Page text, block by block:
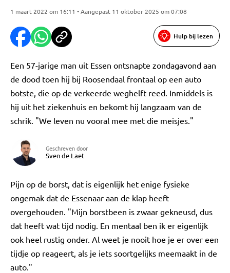
1 maart 2022 om 16:11 • Aangepast 11 oktober 2025 om 07:08
Hulp bij lezen
Een 57-jarige man uit Essen ontsnapte zondagavond aan
de dood toen hij bij Roosendaal frontaal op een auto
botste, die op de verkeerde weghelft reed. Inmiddels is
hij uit het ziekenhuis en bekomt hij langzaam van de
schrik. "We leven nu vooral mee met die meisjes."
Geschreven door
Sven de Laet
Pijn op de borst, dat is eigenlijk het enige fysieke
ongemak dat de Essenaar aan de klap heeft
overgehouden. "Mijn borstbeen is zwaar gekneusd, dus
dat heeft wat tijd nodig. En mentaal ben ik er eigenlijk
ook heel rustig onder. Al weet je nooit hoe je er over een
tijdje op reageert, als je iets soortgelijks meemaakt in de
auto."